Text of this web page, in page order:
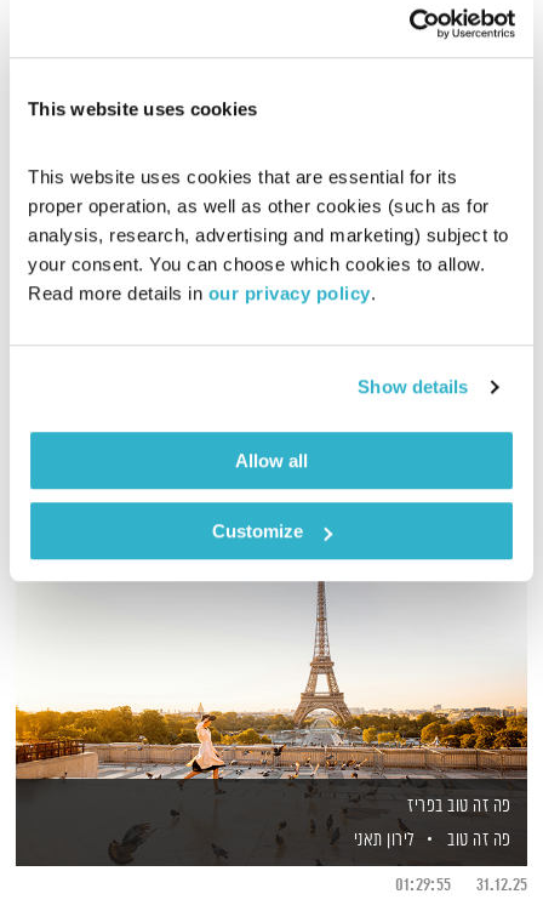
This website uses cookies
This website uses cookies that are essential for its
proper operation, as well as other cookies (such as for
analysis, research, advertising and marketing) subject to
your consent. You can choose which cookies to allow.
Read more details in our privacy policy.
Show details
Allow all
Customize
הגרוב השישי – 1.1.21
הגרוב השישי
רמונה נקדימון
אודיו
פה זה טוב בפריז
פה זה טוב
לירון תאני
31.12.25
01:29:55